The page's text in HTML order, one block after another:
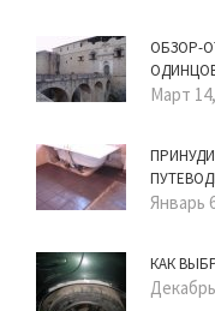
ОБЗОР-
Март
Январь
КАК